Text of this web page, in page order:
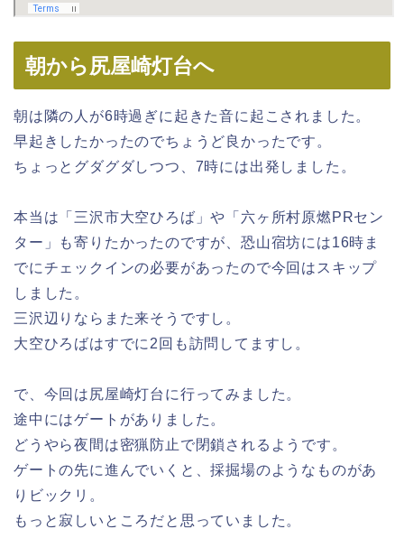
朝から尻屋崎灯台へ
朝は隣の人が6時過ぎに起きた音に起こされました。
早起きしたかったのでちょうど良かったです。
ちょっとグダグダしつつ、7時には出発しました。
本当は「三沢市大空ひろば」や「六ヶ所村原燃PRセン
ター」も寄りたかったのですが、恐山宿坊には16時ま
でにチェックインの必要があったので今回はスキップ
しました。
三沢辺りならまた来そうですし。
大空ひろばはすでに2回も訪問してますし。
で、今回は尻屋崎灯台に行ってみました。
途中にはゲートがありました。
どうやら夜間は密猟防止で閉鎖されるようです。
ゲートの先に進んでいくと、採掘場のようなものがあ
りビックリ。
もっと寂しいところだと思っていました。